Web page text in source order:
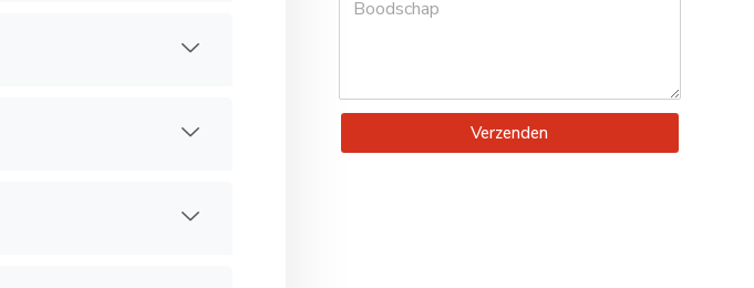
Verzenden